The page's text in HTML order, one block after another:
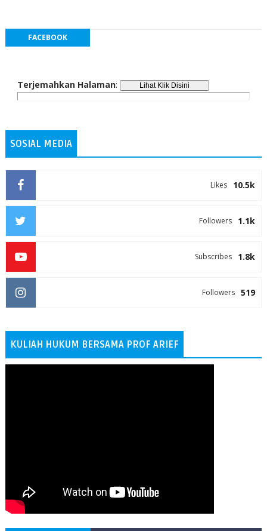
FACEBOOK
Terjemahkan Halaman:
SOSIAL MEDIA
10.5k
Likes
1.1k
Followers
1.8k
Subscribes
519
Followers
KULIAH HUKUM BERSAMA PROF ARIEF